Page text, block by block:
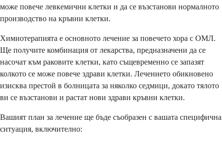
може повече левкемични клетки и да се възстанови нормалното
производство на кръвни клетки.
Химиотерапията е основното лечение за повечето хора с ОМЛ.
Ще получите комбинация от лекарства, предназначени да се
насочат към раковите клетки, като същевременно се запазят
колкото се може повече здрави клетки. Лечението обикновено
изисква престой в болницата за няколко седмици, докато тялото
ви се възстанови и растат нови здрави кръвни клетки.
Вашият план за лечение ще бъде съобразен с вашата специфична
ситуация, включително: